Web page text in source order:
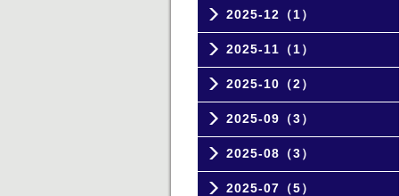
2025-12（1）
2025-11（1）
2025-10（2）
2025-09（3）
2025-08（3）
2025-07（5）